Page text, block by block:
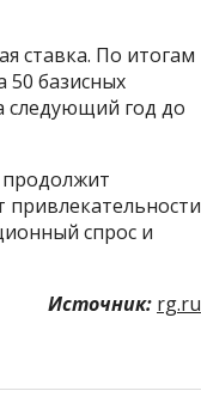
ставка. По итогам
50 базисных
следующий год до
продолжит
привлекательности
спрос и
Источник: rg.ru